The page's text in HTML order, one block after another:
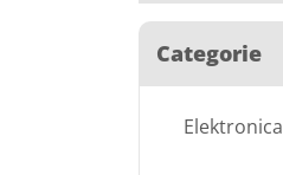
Categorie
Elektronica